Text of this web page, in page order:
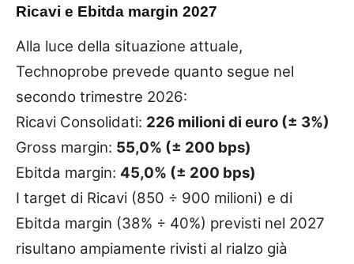
Ricavi e Ebitda margin 2027
Alla luce della situazione attuale,
Technoprobe prevede quanto segue nel
secondo trimestre 2026:
Ricavi Consolidati: 226 milioni di euro (± 3%)
Gross margin: 55,0% (± 200 bps)
Ebitda margin: 45,0% (± 200 bps)
I target di Ricavi (850 ÷ 900 milioni) e di
Ebitda margin (38% ÷ 40%) previsti nel 2027
risultano ampiamente rivisti al rialzo già